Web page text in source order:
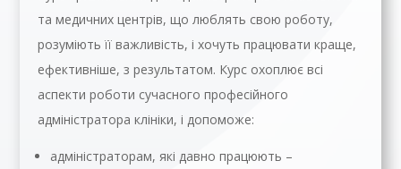
та медичних центрів, що люблять свою роботу,
розуміють її важливість, і хочуть працювати краще,
ефективніше, з результатом. Курс охоплює всі
аспекти роботи сучасного професійного
адміністратора клініки, і допоможе:
адміністраторам, які давно працюють –